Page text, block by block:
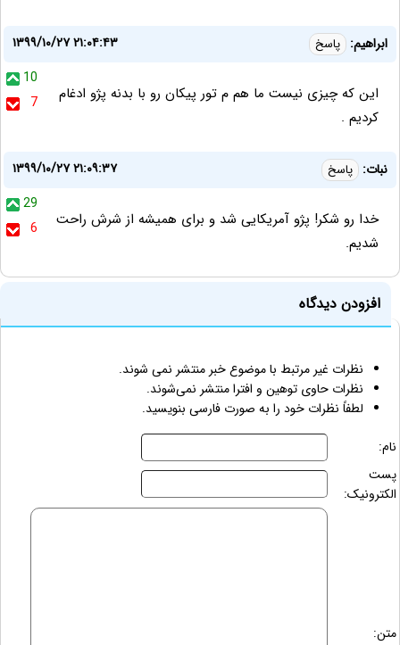
ابراهیم: پاسخ
۱۳۹۹/۱۰/۲۷ ۲۱:۰۴:۴۳
10
7
این که چیزی نیست ما هم م تور پیکان رو با بدنه پژو ادغام
کردیم .
نبات: پاسخ
۱۳۹۹/۱۰/۲۷ ۲۱:۰۹:۳۷
29
6
خدا رو شکر! پژو آمریکایی شد و برای همیشه از شرش راحت
شدیم.
افزودن دیدگاه
نظرات غیر مرتبط با موضوع خبر منتشر نمی شوند.
نظرات حاوی توهین و افترا منتشر نمی‌شوند.
لطفاً نظرات خود را به صورت فارسی بنویسید.
نام:
پست
الکترونیک:
متن: